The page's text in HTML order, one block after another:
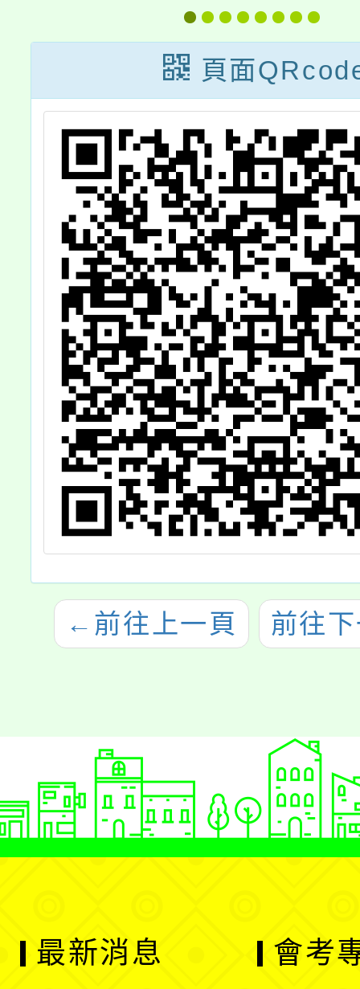
題分團辦理「探
索世界人權．翻
轉教學視野—
114學年度人權
教育教師系列研
習」一案，如說
明，請 查照。
習
頁面
← 前往上一頁 前往
最新消息 會考